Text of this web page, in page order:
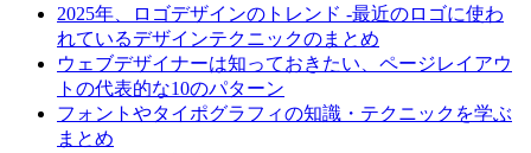
2025年、ロゴデザインのトレンド -最近のロゴに使わ
れているデザインテクニックのまとめ
ウェブデザイナーは知っておきたい、ページレイアウ
トの代表的な10のパターン
フォントやタイポグラフィの知識・テクニックを学ぶ
まとめ